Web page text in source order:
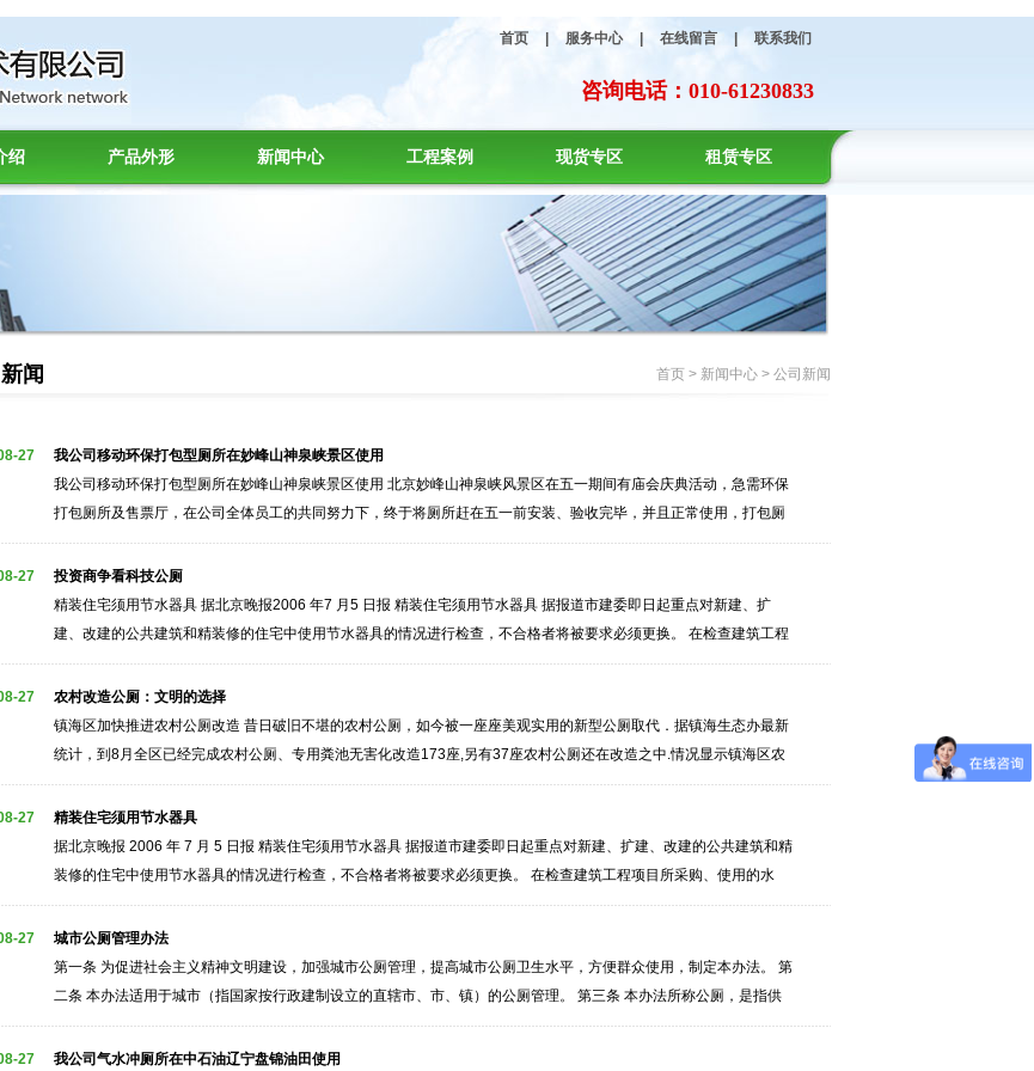
首页 服务中心 在线留言 联系我们
咨询电话：010-61230833
绍 产品外形 新闻中心 工程案例 现货专区 租赁专区
闻 首页> 新闻中心 > 公司新闻
27
我公司移动环保打包型厕所在妙峰山神泉峡景区使用
我公司移动环保打包型厕所在妙峰山神泉峡景区使用 北京妙峰山神泉峡风景区在五一期间有庙会庆典活动，急需环保
打包厕所及售票厅，在公司全体员工的共同努力下，终于将厕所赶在五一前安装、验收完毕，并且正常使用，打包厕
所验收过程中，有关部门的领导同志们都非常满意，对该产品的设计、制做、质量、使用性能均给予肯定。打包型厕
所环保节能更加全面的方便了我们的生活。在能源大量开发利用的今天，如何节约能源也愈加被人们所
27
投资商争看科技公厕
精装住宅须用节水器具 据北京晚报2006 年7 月5 日报 精装住宅须用节水器具 据报道市建委即日起重点对新建、扩
建、改建的公共建筑和精装修的住宅中使用节水器具的情况进行检查，不合格者将被要求必须更换。 在检查建筑工程
项目所采购、使用的水嘴、便器系统、便器冲洗阀、淋浴器四类用水器具的检验资料的同时，市建委还将抽查建筑工
程现场准备使用和已经使用的用水器具的节水性能指标，抽测不合格的，将被要求加装节
27
农村改造公厕：文明的选择
镇海区加快推进农村公厕改造 昔日破旧不堪的农村公厕，如今被一座座美观实用的新型公厕取代．据镇海生态办最新
统计，到8月全区已经完成农村公厕、专用粪池无害化改造173座,另有37座农村公厕还在改造之中.情况显示镇海区农
村公厕改造工作正在加快推进. 农村公厕改造既是镇海区2005年15项重点生态工程之一,又是今年7项政府实事工程之
一.今年11月份之前镇海区重点完成农村沿河沿路.外来人口主要集居地的20
27
精装住宅须用节水器具
据北京晚报 2006 年 7 月 5 日报 精装住宅须用节水器具 据报道市建委即日起重点对新建、扩建、改建的公共建筑和精
装修的住宅中使用节水器具的情况进行检查，不合格者将被要求必须更换。 在检查建筑工程项目所采购、使用的水
嘴、便器系统、便器冲洗阀、淋浴器四类用水器具的检验资料的同时，市建委还将抽查建筑工程现场准备使用和已经
使用的用水器具的节水性能指标，抽测不合格的，将被要求加装节水限流装置，或者
27
城市公厕管理办法
第一条 为促进社会主义精神文明建设，加强城市公厕管理，提高城市公厕卫生水平，方便群众使用，制定本办法。 第
二条 本办法适用于城市（指国家按行政建制设立的直辖市、市、镇）的公厕管理。 第三条 本办法所称公厕，是指供
城市居民和流动人口共同使用的厕所，包括公共建筑（如车站、码头、商店、饭店、影剧院、体育场馆、展览馆、办
公楼等）附设的公厕。 第四条 任何人使用城市公厕，都应当自觉维护公厕的清洁、卫生，爱
27 我公司气水冲厕所在中石油辽宁盘锦油田使用